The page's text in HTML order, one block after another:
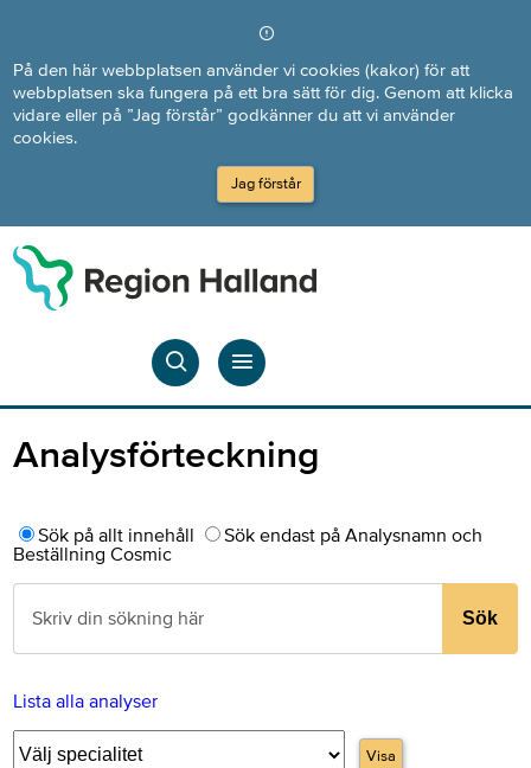
På den här webbplatsen använder vi cookies (kakor) för att
webbplatsen ska fungera på ett bra sätt för dig. Genom att klicka
vidare eller på ”Jag förstår” godkänner du att vi använder
cookies.
Jag förstår
Analysförteckning
Sök på allt innehåll
Sök endast på Analysnamn och
Beställning Cosmic
Sök
Lista alla analyser
Visa